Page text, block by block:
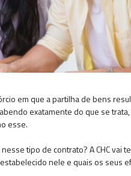
em que a partilha de bens
exatamente do que se
esse.
tipo de contrato? A CHC vai
nele e quais os seus